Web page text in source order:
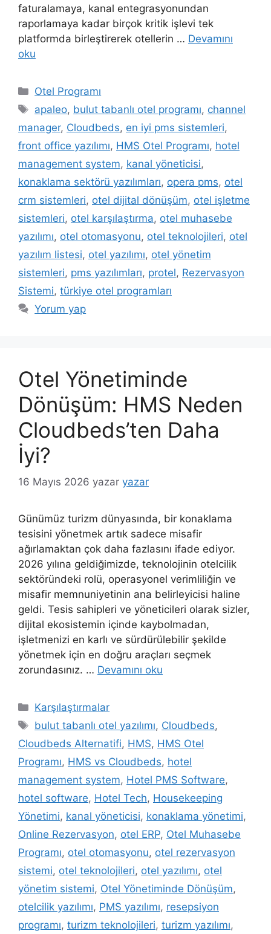
faturalamaya, kanal entegrasyonundan
raporlamaya kadar birçok kritik işlevi tek
platformda birleştirerek otellerin … Devamını
oku
Kategoriler
Otel Programı
Etiketler
apaleo, bulut tabanlı otel programı, channel
manager, Cloudbeds, en iyi pms sistemleri,
front office yazılımı, HMS Otel Programı, hotel
management system, kanal yöneticisi,
konaklama sektörü yazılımları, opera pms, otel
crm sistemleri, otel dijital dönüşüm, otel işletme
sistemleri, otel karşılaştırma, otel muhasebe
yazılımı, otel otomasyonu, otel teknolojileri, otel
yazılım listesi, otel yazılımı, otel yönetim
sistemleri, pms yazılımları, protel, Rezervasyon
Sistemi, türkiye otel programları
Yorum yap
Otel Yönetiminde
Dönüşüm: HMS Neden
Cloudbeds’ten Daha
İyi?
16 Mayıs 2026 yazar yazar
Günümüz turizm dünyasında, bir konaklama
tesisini yönetmek artık sadece misafir
ağırlamaktan çok daha fazlasını ifade ediyor.
2026 yılına geldiğimizde, teknolojinin otelcilik
sektöründeki rolü, operasyonel verimliliğin ve
misafir memnuniyetinin ana belirleyicisi haline
geldi. Tesis sahipleri ve yöneticileri olarak sizler,
dijital ekosistemin içinde kaybolmadan,
işletmenizi en karlı ve sürdürülebilir şekilde
yönetmek için en doğru araçları seçmek
zorundasınız. … Devamını oku
Kategoriler
Karşılaştırmalar
Etiketler
bulut tabanlı otel yazılımı, Cloudbeds,
Cloudbeds Alternatifi, HMS, HMS Otel
Programı, HMS vs Cloudbeds, hotel
management system, Hotel PMS Software,
hotel software, Hotel Tech, Housekeeping
Yönetimi, kanal yöneticisi, konaklama yönetimi,
Online Rezervasyon, otel ERP, Otel Muhasebe
Programı, otel otomasyonu, otel rezervasyon
sistemi, otel teknolojileri, otel yazılımı, otel
yönetim sistemi, Otel Yönetiminde Dönüşüm,
otelcilik yazılımı, PMS yazılımı, resepsiyon
programı, turizm teknolojileri, turizm yazılımı,